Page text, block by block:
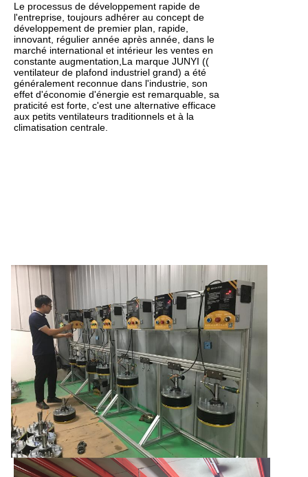
Le processus de développement rapide de
l'entreprise, toujours adhérer au concept de
développement de premier plan, rapide,
innovant, régulier année après année, dans le
marché international et intérieur les ventes en
constante augmentation,La marque JUNYI ((
ventilateur de plafond industriel grand) a été
généralement reconnue dans l'industrie, son
effet d'économie d'énergie est remarquable, sa
praticité est forte, c'est une alternative efficace
aux petits ventilateurs traditionnels et à la
climatisation centrale.